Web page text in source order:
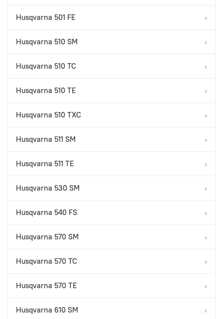
Husqvarna 501 FE ›
Husqvarna 510 SM ›
Husqvarna 510 TC ›
Husqvarna 510 TE ›
Husqvarna 510 TXC ›
Husqvarna 511 SM ›
Husqvarna 511 TE ›
Husqvarna 530 SM ›
Husqvarna 540 FS ›
Husqvarna 570 SM ›
Husqvarna 570 TC ›
Husqvarna 570 TE ›
Husqvarna 610 SM ›